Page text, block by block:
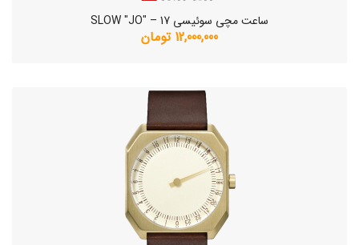
ساعت مچی سوئیسی SLOW "JO" – 17
12,000,000 تومان